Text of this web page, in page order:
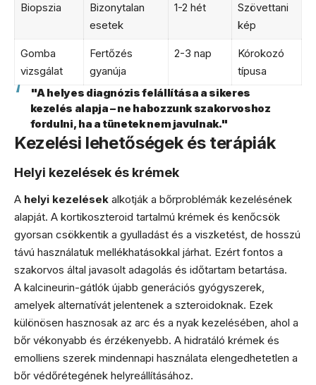
Biopszia
Bizonytalan
esetek
1-2 hét
Szövettani
kép
Gomba
vizsgálat
Fertőzés
gyanúja
2-3 nap
Kórokozó
típusa
"A helyes diagnózis felállítása a sikeres
kezelés alapja – ne habozzunk szakorvoshoz
fordulni, ha a tünetek nem javulnak."
Kezelési lehetőségek és terápiák
Helyi kezelések és krémek
A helyi kezelések alkotják a bőrproblémák kezelésének
alapját. A kortikoszteroid tartalmú krémek és kenőcsök
gyorsan csökkentik a gyulladást és a viszketést, de hosszú
távú használatuk mellékhatásokkal járhat. Ezért fontos a
szakorvos által javasolt adagolás és időtartam betartása.
A kalcineurin-gátlók újabb generációs gyógyszerek,
amelyek alternatívát jelentenek a szteroidoknak. Ezek
különösen hasznosak az arc és a nyak kezelésében, ahol a
bőr vékonyabb és érzékenyebb. A hidratáló krémek és
emolliens szerek mindennapi használata elengedhetetlen a
bőr védőrétegének helyreállításához.